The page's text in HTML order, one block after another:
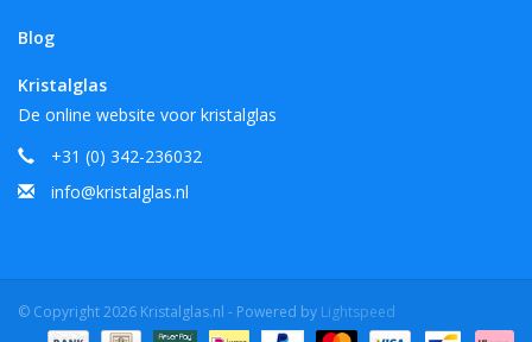
Blog
Kristalglas
De online website voor kristalglas
+31 (0) 342-236032
info@kristalglas.nl
© Copyright 2026 Kristalglas.nl - Powered by Lightspeed